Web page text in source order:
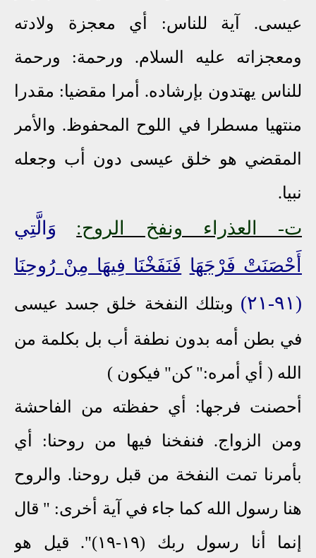
عيسى. آية للناس: أي معجزة ولادته
ومعجزاته عليه السلام. ورحمة: ورحمة
للناس يهتدون بإرشاده. أمرا مقضيا: مقدرا
منتهيا مسطرا في اللوح المحفوظ. والأمر
المقضي هو خلق عيسى دون أب وجعله
نبيا.
ت- العذراء ونفخ الروح:
وَالَّتِي
أَحْصَنَتْ فَرْجَهَا فَنَفَخْنَا فِيهَا مِنْ رُوحِنَا
(٩١-٢١)
وبتلك النفخة خلق جسد عيسى
في بطن أمه بدون نطفة أب بل بكلمة من
الله ( أي أمره:" كن" فيكون )
أحصنت فرجها: أي حفظته من الفاحشة
ومن الزواج. فنفخنا فيها من روحنا: أي
بأمرنا تمت النفخة من قبل روحنا. والروح
هنا رسول الله كما جاء في آية أخرى: " قال
إنما أنا رسول ربك (١٩-١٩)". قيل هو